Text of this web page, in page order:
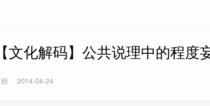
【文化解码】公共说理中的程度
2014-04-24